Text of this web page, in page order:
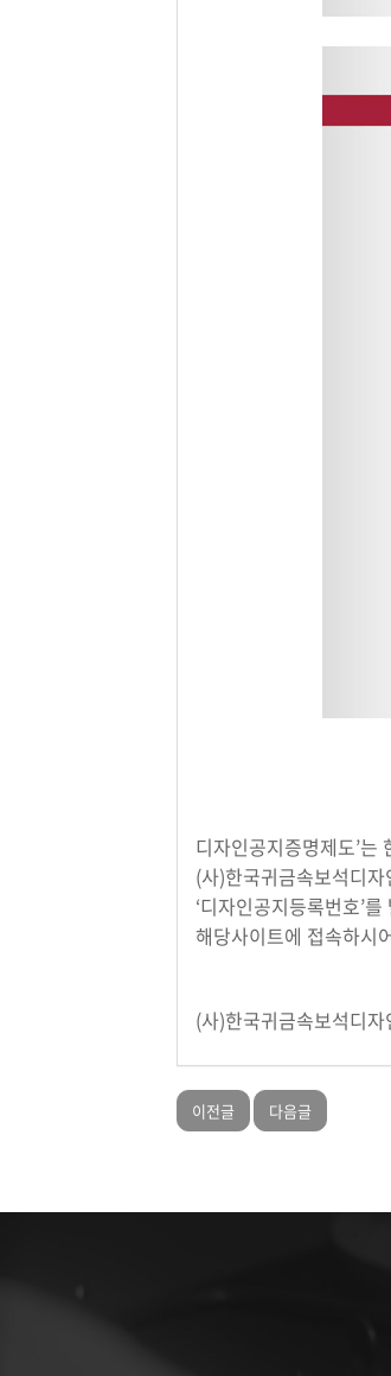
디자인공지증명제도’
(사)한국귀금속보석디
‘디자인공지등록번호’
해당사이트에 접속하시
(사)한국귀금속보석디
이전글 다음글